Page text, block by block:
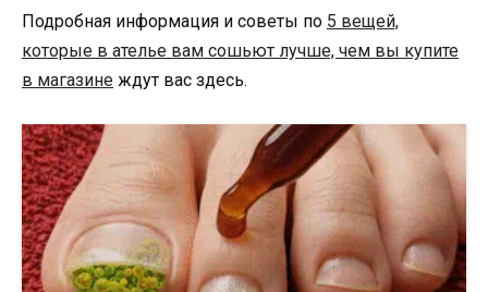
Подробная информация и советы по 5 вещей,
которые в ателье вам сошьют лучше, чем вы купите
в магазине ждут вас здесь.